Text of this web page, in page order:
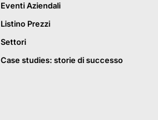
Eventi Aziendali
Listino Prezzi
Settori
Case studies: storie di successo